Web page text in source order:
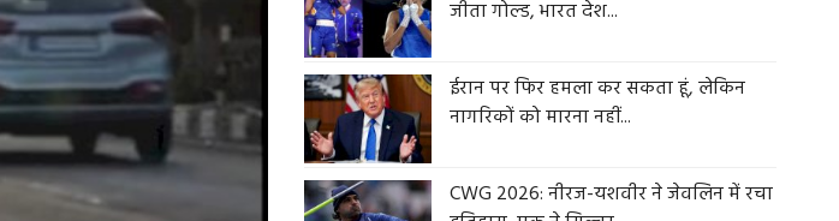
जीता गोल्ड, भारत देश...
ईरान पर फिर हमला कर सकता हूं, लेकिन
नागरिकों को मारना नहीं...
CWG 2026: नीरज-यशवीर ने जेवलिन में रचा